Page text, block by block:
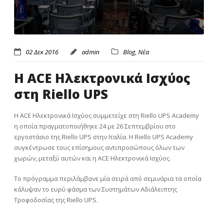
02 Δεκ 2016 admin Blog, Νέα
Η ACE Ηλεκτρονικά Ισχύος
στη Riello UPS
Η ACE Ηλεκτρονικά Ισχύος συμμετείχε στη Riello UPS Academy
η οποία πραγματοποιήθηκε 24 με 26 Σεπτεμβρίου στο
εργοστάσιο της Riello UPS στην Ιταλία. Η Riello UPS Academy
συγκέντρωσε τους επίσημους αντιπροσώπους όλων των
χωρών, μεταξύ αυτών και η ACE Ηλεκτρονικά Ισχύος.
Το πρόγραμμα περιλάμβανε μία σειρά από σεμινάρια τα οποία
κάλυψαν το ευρύ φάσμα των Συστημάτων Αδιάλειπτης
Τροφοδοσίας της Riello UPS.